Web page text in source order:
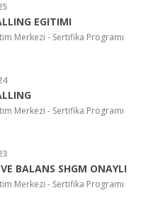
EGITIMI
Merkezi - Sertifika Programı
Merkezi - Sertifika Programı
BALANS SHGM ONAYLI
Merkezi - Sertifika Programı